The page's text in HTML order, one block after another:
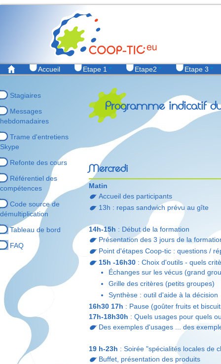
Accueil Etape 1 Etape2 Etape 3
Stagiaires
Messages
hebdomadaires
Trame d'entretiens
Skype
Refonte des cours
Référentiel des
compétences
Code source de
démultiplication
Tableau de bord
FAQ
Programme indicatif
Mercredi
Matin
Accueil des participants
13h : repas sandwich prévu au gîte
14h-15h : Début de la formation
Présentation des 3 jours de la
Point d'étapes Coop-tic : questions /
15h -16h30 : Choix d'outils - quels
Échanges sur les vécus (grand
Grille des critères (petits groupes)
Synthèse : outil d'aide à la décision
16h30 17h : Pause (goûter fruits et
17h-18h30h : Quels usages pour quels
Des exemples d'usages ... des
19 h-23h : Soirée "spécialités locales de
Buffet, présentation des produits